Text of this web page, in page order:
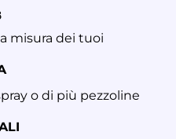
misura dei tuoi
o di più pezzoline